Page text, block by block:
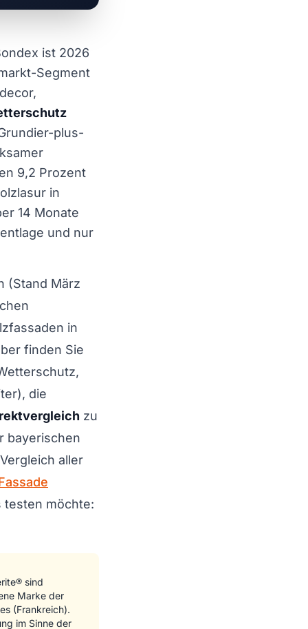
ist 2026
Segment
plus-
9,2 Prozent
in
14 Monate
und nur
(Stand März
in
finden Sie
die
zu
bayerischen
aller
testen möchte:
sind
Marke der
(Frankreich).
im Sinne der